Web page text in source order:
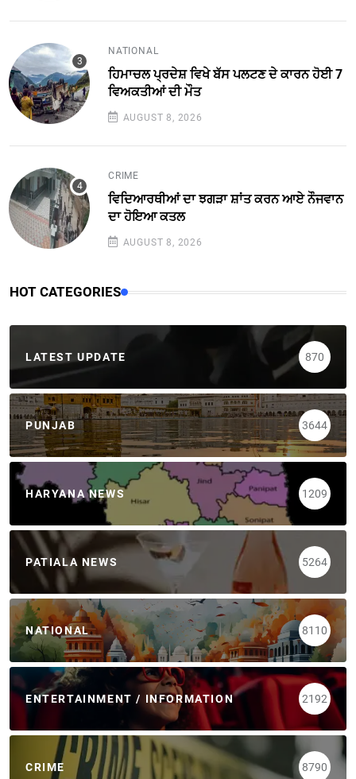
NATIONAL
ਹਿਮਾਚਲ ਪ੍ਰਦੇਸ਼ ਵਿਖੇ ਬੱਸ ਪਲਟਣ ਦੇ ਕਾਰਨ ਹੋਈ 7
ਵਿਅਕਤੀਆਂ ਦੀ ਮੌਤ
AUGUST 8, 2026
CRIME
ਵਿਦਿਆਰਥੀਆਂ ਦਾ ਝਗੜਾ ਸ਼ਾਂਤ ਕਰਨ ਆਏ ਨੌਜਵਾਨ
ਦਾ ਹੋਇਆ ਕਤਲ
AUGUST 8, 2026
HOT CATEGORIES
LATEST UPDATE 870
PUNJAB 3644
HARYANA NEWS 1209
PATIALA NEWS 5264
NATIONAL 8110
ENTERTAINMENT / INFORMATION 2192
CRIME 8790